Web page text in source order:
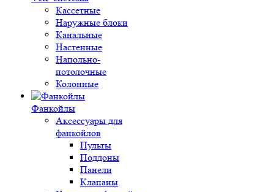
Кассетные
Наружные блоки
Канальные
Настенные
Напольно-
потолочные
Колонные
Фанкойлы
Аксессуары для
фанкойлов
Пульты
Поддоны
Панели
Клапаны